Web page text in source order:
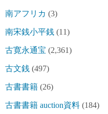
南アフリカ (3)
南宋銭小平銭 (11)
古寛永通宝 (2,361)
古文銭 (497)
古書書籍 (26)
古書書籍 auction資料 (184)